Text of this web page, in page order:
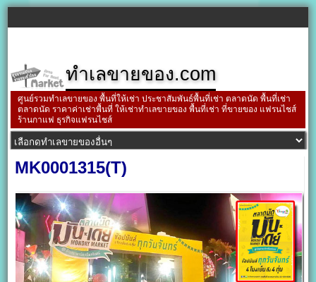
ทำเลขายของ.com
ศูนย์รวมทำเลขายของ พื้นที่ให้เช่า ประชาสัมพันธ์พื้นที่เช่า ตลาดนัด พื้นที่เช่า
ตลาดนัด ราคาค่าเช่าพื้นที่ ให้เช่าทำเลขายของ พื้นที่เช่า ที่ขายของ แฟรนไชส์
ร้านกาแฟ ธุรกิจแฟรนไชส์
MK0001315(T)